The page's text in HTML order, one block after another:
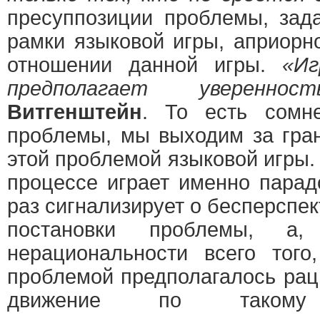
пресуппозиции проблемы,
рамки языковой игры,
отношении данной игры.
предполагает
Витгенштейн. То есть
проблемы, мы выходим за
этой проблемой языковой
процессе играет именно
раз сигнализирует о
постановки проблемы, а,
нерациональности всего
проблемой предполагалось
движение по такому